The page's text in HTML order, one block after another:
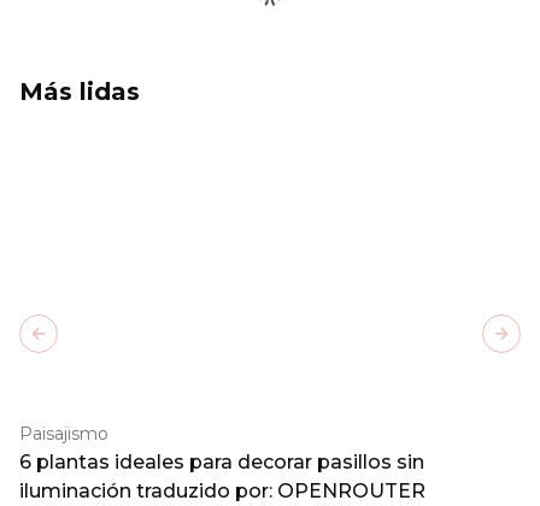
Más lidas
Paisajismo
6 plantas ideales para decorar pasillos sin
iluminación traduzido por: OPENROUTER
Previous slide